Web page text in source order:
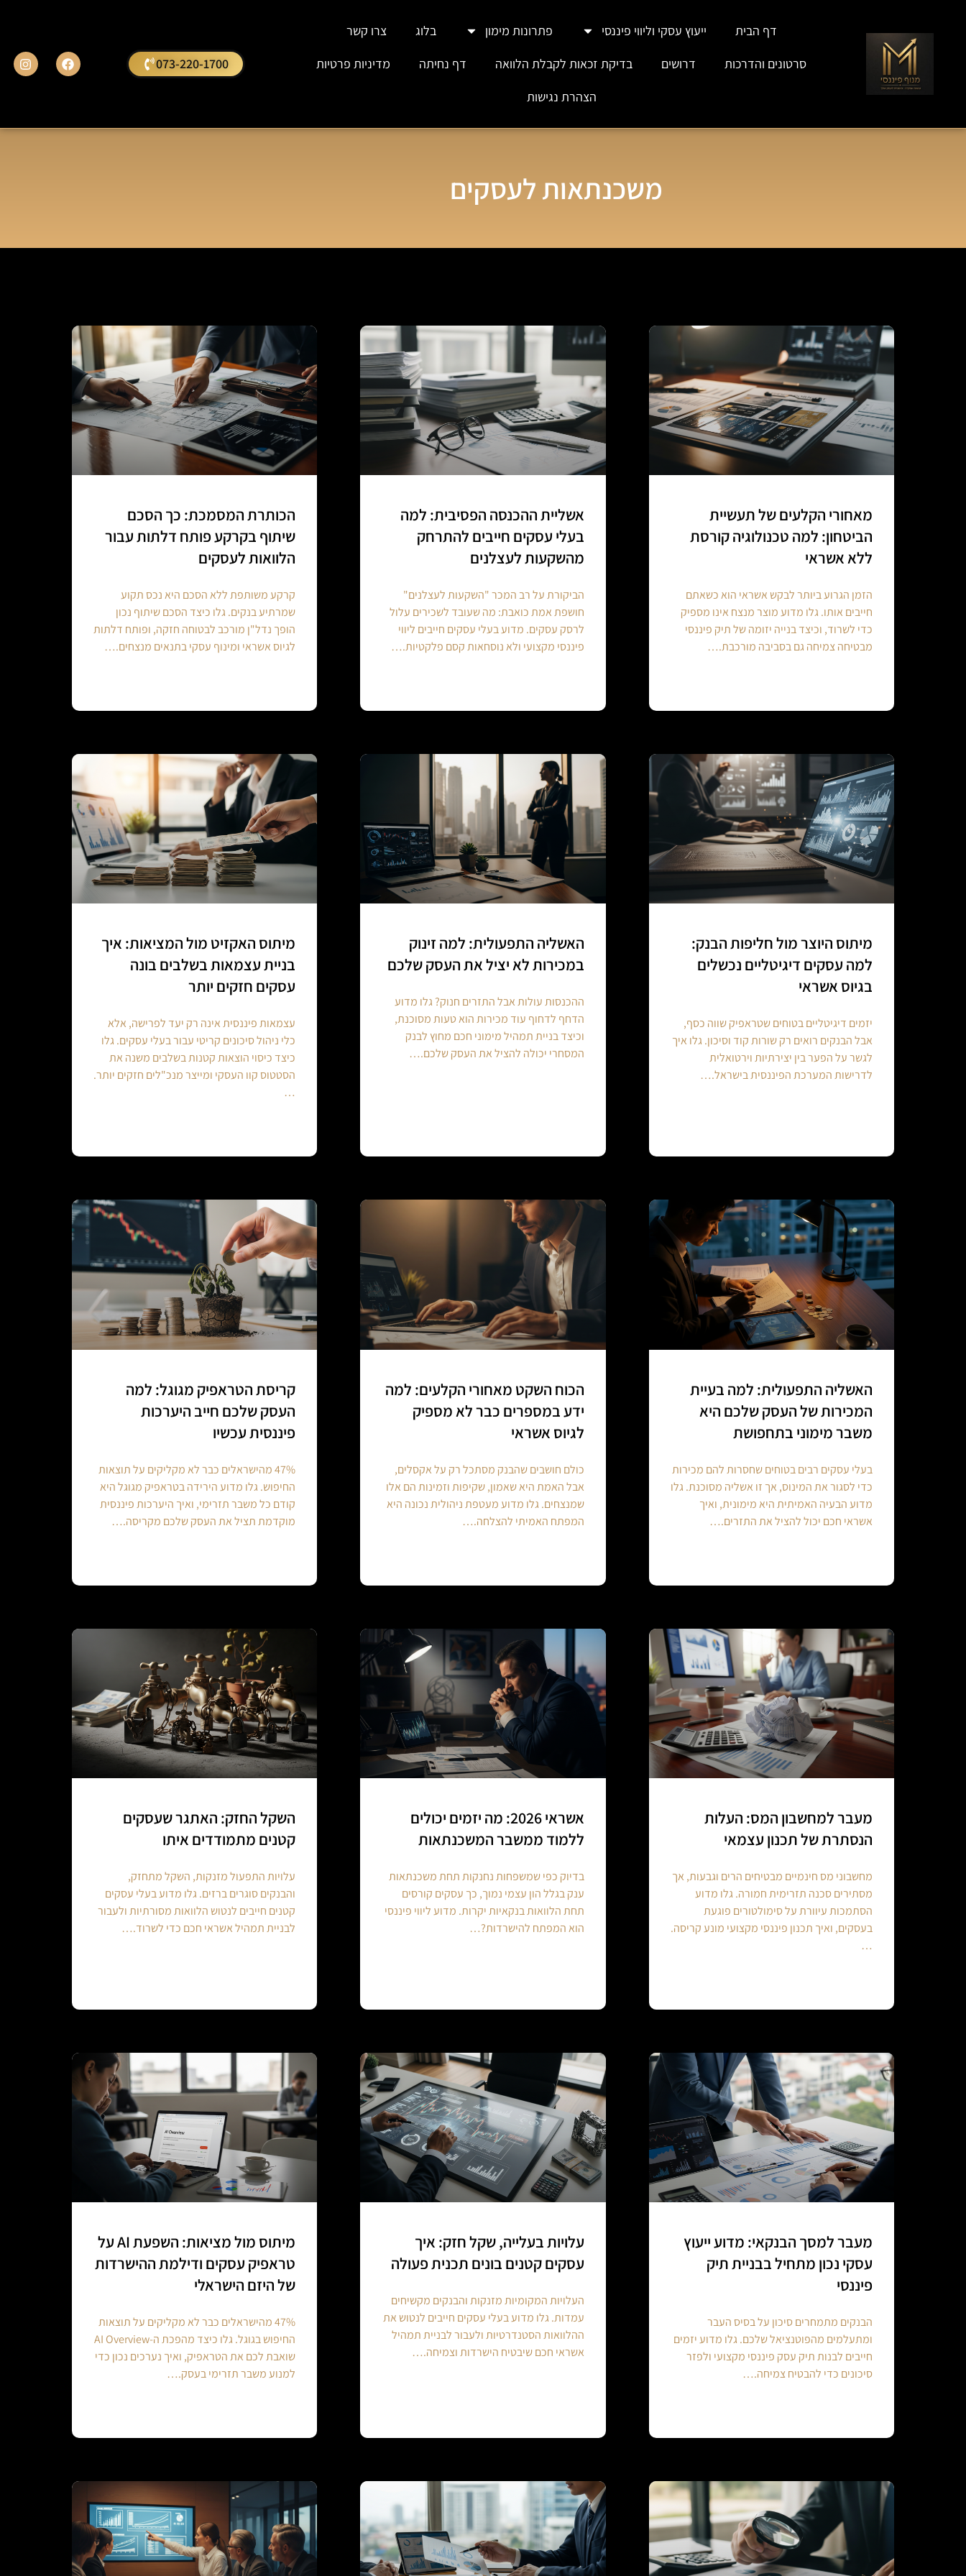
דף הבית ייעוץ עסקי וליווי פיננסי פתרונות מימון בלוג
צרו קשר
סרטונים והדרכות
דרושים בדיקת זכאות לקבלת הלוואה דף נחיתה
מדיניות פרטיות
הצהרת נגישות
073-220-1700
משכנתאות לעסקים
מאחורי הקלעים של תעשיית
הביטחון: למה טכנולוגיה קורסת
ללא אשראי
הזמן הגרוע ביותר לבקש אשראי הוא כשאתם
חייבים אותו. גלו מדוע מוצר מנצח אינו מספיק
כדי לשרוד, וכיצד בנייה יזומה של תיק פיננסי
מבטיחה צמיחה גם בסביבה מורכבת.…
אשליית ההכנסה הפסיבית: למה
בעלי עסקים חייבים להתרחק
מהשקעות לעצלנים
הביקורת על רב המכר "השקעות לעצלנים"
חושפת אמת כואבת: מה שעובד לשכירים עלול
לרסק עסקים. מדוע בעלי עסקים חייבים ליווי
פיננסי מקצועי ולא נוסחאות קסם פלקטיות.…
הכותרת המסמכת: כך הסכם
שיתוף בקרקע פותח דלתות עבור
הלוואות לעסקים
קרקע משותפת ללא הסכם היא נכס תקוע
שמרתיע בנקים. גלו כיצד הסכם שיתוף נכון
הופך נדל"ן מורכב לבטוחה חזקה, ופותח דלתות
לגיוס אשראי ומינוף עסקי בתנאים מנצחים.…
מיתוס היוצר מול חליפות הבנק:
למה עסקים דיגיטליים נכשלים
בגיוס אשראי
יזמים דיגיטליים בטוחים שטראפיק שווה כסף,
אבל הבנקים רואים רק שורות קוד וסיכון. גלו איך
לגשר על הפער בין יצירתיות וירטואלית
לדרישות המערכת הפיננסית בישראל.…
האשליה התפעולית: למה זינוק
במכירות לא יציל את העסק שלכם
ההכנסות עולות אבל התזרים חנוק? גלו מדוע
הדחף לדחוף עוד מכירות הוא טעות מסוכנת,
וכיצד בניית תמהיל מימוני חכם מחוץ לבנק
המסחרי יכולה להציל את העסק שלכם.…
מיתוס האקזיט מול המציאות: איך
בניית עצמאות בשלבים בונה
עסקים חזקים יותר
עצמאות פיננסית אינה רק יעד לפרישה, אלא
כלי ניהול סיכונים קריטי עבור בעלי עסקים. גלו
כיצד כיסוי הוצאות קטנות בשלבים משנה את
הסטטוס קוו העסקי ומייצר מנכ"לים חזקים יותר.
…
האשליה התפעולית: למה בעיית
המכירות של העסק שלכם היא
משבר מימוני בתחפושת
בעלי עסקים רבים בטוחים שחסרות להם מכירות
כדי לסגור את המינוס, אך זו אשליה מסוכנת. גלו
מדוע הבעיה האמיתית היא מימונית, ואיך
אשראי חכם יכול להציל את התזרים.…
הכוח השקט מאחורי הקלעים: למה
ידע במספרים כבר לא מספיק
לגיוס אשראי
כולם חושבים שהבנק מסתכל רק על אקסלים,
אבל האמת היא שאמון, שקיפות וזמינות הם אלו
שמנצחים. גלו מדוע מעטפת ניהולית נכונה היא
המפתח האמיתי להצלחה.…
קריסת הטראפיק מגוגל: למה
העסק שלכם חייב היערכות
פיננסית עכשיו
47% מהישראלים כבר לא מקליקים על תוצאות
החיפוש. גלו מדוע הירידה בטראפיק מגוגל היא
קודם כל משבר תזרימי, ואיך היערכות פיננסית
מוקדמת תציל את העסק שלכם מקריסה.…
מעבר למחשבון המס: העלות
הנסתרת של תכנון עצמאי
מחשבוני מס חינמיים מבטיחים הרים וגבעות, אך
מסתירים סכנה תזרימית חמורה. גלו מדוע
הסתמכות עיוורת על סימולטורים פוגעת
בעסקים, ואיך תכנון פיננסי מקצועי מונע קריסה.
…
אשראי 2026: מה יזמים יכולים
ללמוד ממשבר המשכנתאות
בדיוק כפי שמשפחות נחנקות תחת משכנתאות
ענק בגלל הון עצמי נמוך, כך עסקים קורסים
תחת הלוואות בנקאיות יקרות. מדוע ליווי פיננסי
הוא המפתח להישרדות?…
השקל החזק: האתגר שעסקים
קטנים מתמודדים איתו
עלויות התפעול מזנקות, השקל מתחזק,
והבנקים סוגרים ברזים. גלו מדוע בעלי עסקים
קטנים חייבים לנטוש הלוואות מסורתיות ולעבור
לבניית תמהיל אשראי חכם כדי לשרוד.…
מעבר למסך הבנקאי: מדוע ייעוץ
עסקי נכון מתחיל בבניית תיק
פיננסי
הבנקים מתמחרים סיכון על בסיס העבר
ומתעלמים מהפוטנציאל שלכם. גלו מדוע יזמים
חייבים לבנות תיק עסק פיננסי מקצועי ולפזר
סיכונים כדי להבטיח צמיחה.…
עלויות בעלייה, שקל חזק: איך
עסקים קטנים בונים תכנית פעולה
העלויות המקומיות מזנקות והבנקים מקשיחים
עמדות. גלו מדוע בעלי עסקים חייבים לנטוש את
ההלוואות הסטנדרטיות ולעבור לבניית תמהיל
אשראי חכם שיבטיח הישרדות וצמיחה.…
מיתוס מול מציאות: השפעת AI על
טראפיק עסקים ודילמת ההישרדות
של היזם הישראלי
47% מהישראלים כבר לא מקליקים על תוצאות
החיפוש בגוגל. גלו כיצד מהפכת ה-AI Overview
שואבת לכם את הטראפיק, ואיך נערכים נכון כדי
למנוע משבר תזרימי בעסק.…